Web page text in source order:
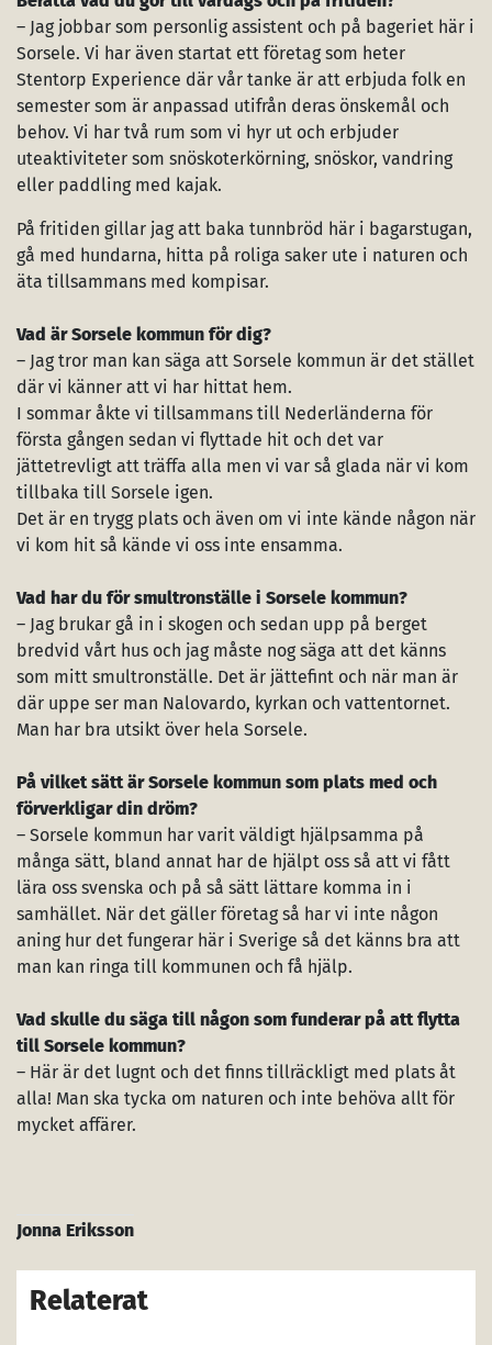
– Jag jobbar som personlig assistent och på bageriet här i
Sorsele. Vi har även startat ett företag som heter
Stentorp Experience där vår tanke är att erbjuda folk en
semester som är anpassad utifrån deras önskemål och
behov. Vi har två rum som vi hyr ut och erbjuder
uteaktiviteter som snöskoterkörning, snöskor, vandring
eller paddling med kajak.
På fritiden gillar jag att baka tunnbröd här i bagarstugan,
gå med hundarna, hitta på roliga saker ute i naturen och
äta tillsammans med kompisar.
Vad är Sorsele kommun för dig?
– Jag tror man kan säga att Sorsele kommun är det stället
där vi känner att vi har hittat hem.
I sommar åkte vi tillsammans till Nederländerna för
första gången sedan vi flyttade hit och det var
jättetrevligt att träffa alla men vi var så glada när vi kom
tillbaka till Sorsele igen.
Det är en trygg plats och även om vi inte kände någon när
vi kom hit så kände vi oss inte ensamma.
Vad har du för smultronställe i Sorsele kommun?
– Jag brukar gå in i skogen och sedan upp på berget
bredvid vårt hus och jag måste nog säga att det känns
som mitt smultronställe. Det är jättefint och när man är
där uppe ser man Nalovardo, kyrkan och vattentornet.
Man har bra utsikt över hela Sorsele.
På vilket sätt är Sorsele kommun som plats med och
förverkligar din dröm?
– Sorsele kommun har varit väldigt hjälpsamma på
många sätt, bland annat har de hjälpt oss så att vi fått
lära oss svenska och på så sätt lättare komma in i
samhället. När det gäller företag så har vi inte någon
aning hur det fungerar här i Sverige så det känns bra att
man kan ringa till kommunen och få hjälp.
Vad skulle du säga till någon som funderar på att flytta
till Sorsele kommun?
– Här är det lugnt och det finns tillräckligt med plats åt
alla! Man ska tycka om naturen och inte behöva allt för
mycket affärer.
Jonna Eriksson
Relaterat